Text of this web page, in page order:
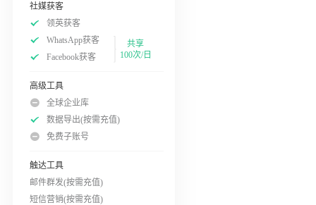
社媒获客
领英获客
WhatsApp获客
Facebook获客
共享
100次/日
高级工具
全球企业库
数据导出(按需充值)
免费子账号
触达工具
邮件群发(按需充值)
短信营销(按需充值)